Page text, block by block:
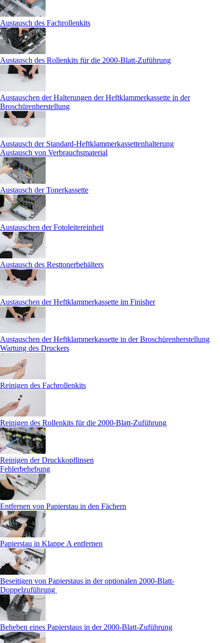
Austausch des Fachrollenkits
Austausch des Rollenkits für die 2000-Blatt-Zuführung
Austauschen der Halterungen der Heftklammerkassette in der
Broschürenherstellung
Austausch der Standard-Heftklammerkassettenhalterung
Austausch von Verbrauchsmaterial
Austausch der Tonerkassette
Austauschen der Fotoleitereinheit
Austausch des Resttonerbehälters
Austauschen der Heftklammerkassette im Finisher
Austauschen der Heftklammerkassette in der Broschürenherstellung
Wartung des Druckers
Reinigen des Fachrollenkits
Reinigen des Rollenkits für die 2000-Blatt-Zuführung
Reinigen der Druckkopflinsen
Fehlerbehebung
Entfernen von Papierstau in den Fächern
Papierstau in Klappe A entfernen
Beseitigen von Papierstaus in der optionalen 2000-Blatt-
Doppelzuführung
Beheben eines Papierstaus in der 2000-Blatt-Zuführung